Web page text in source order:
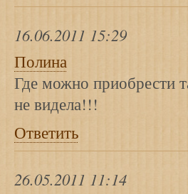
16.06.2011 15:29
Полина
Где можно приобрести
не видела!!!
Ответить
26.05.2011 11:14